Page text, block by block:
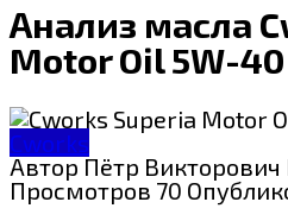
Анализ масла
Motor Oil 5W-
Cworks
АвторПётр Викторович
Просмотров 70